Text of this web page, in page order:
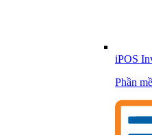
iPOS
Phần